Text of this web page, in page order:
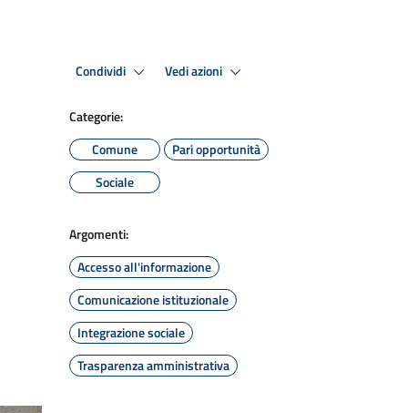
Condividi Vedi azioni
Categorie:
Comune
Pari opportunità
Sociale
Argomenti:
Accesso all'informazione
Comunicazione istituzionale
Integrazione sociale
Trasparenza amministrativa